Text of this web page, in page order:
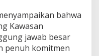
bahwa
Kawasan
jawab besar
penuh komitmen